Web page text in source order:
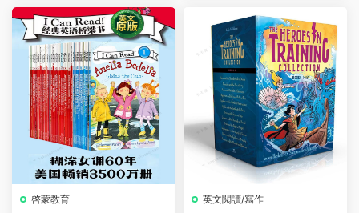
集、電影、練習等
啓蒙教育 英文閱讀/寫作